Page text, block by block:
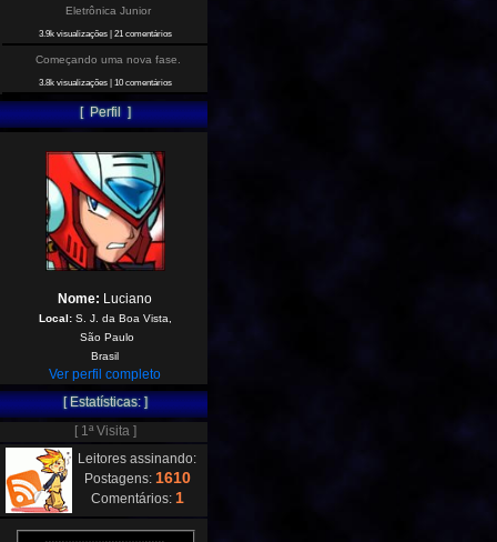
Eletrônica Junior
3.9k visualizações| 21 comentários
Começando uma nova fase.
3.8k visualizações| 10 comentários
[ Perfil ]
Nome: Luciano
Local:S. J. da Boa Vista,
São Paulo
Brasil
Ver perfil completo
[ Estatísticas: ]
[ 1ª Visita ]
Leitores assinando:
Postagens: 1610
Comentários: 1